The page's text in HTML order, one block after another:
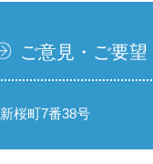
ご意見・ご要望
桜町7番38号